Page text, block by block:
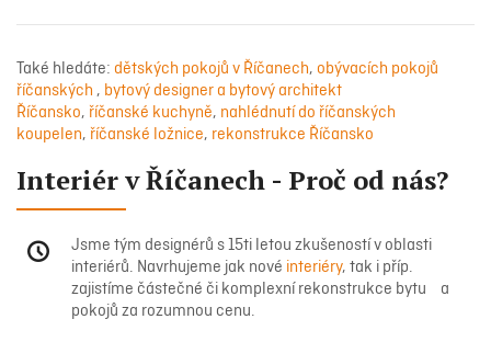
Také hledáte: dětských pokojů v Říčanech, obývacích pokojů
říčanských , bytový designer a bytový architekt
Říčansko, říčanské kuchyně, nahlédnutí do říčanských
koupelen, říčanské ložnice, rekonstrukce Říčansko
Interiér v Říčanech - Proč od nás?
Jsme tým designérů s 15ti letou zkušeností v oblasti
interiérů. Navrhujeme jak nové interiéry, tak i příp.
zajistíme částečné či komplexní rekonstrukce bytu a
pokojů za rozumnou cenu.